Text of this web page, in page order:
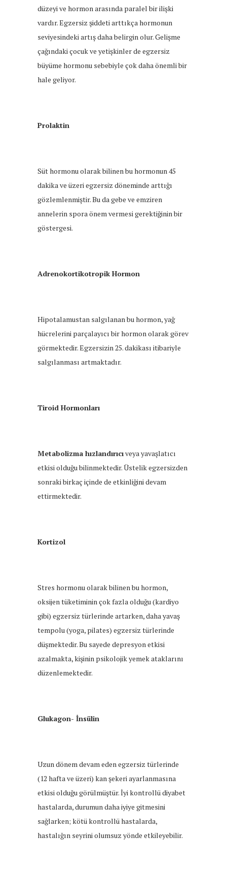
düzeyi ve hormon arasında paralel bir ilişki
vardır. Egzersiz şiddeti arttıkça hormonun
seviyesindeki artış daha belirgin olur. Gelişme
çağındaki çocuk ve yetişkinler de egzersiz
büyüme hormonu sebebiyle çok daha önemli bir
hale geliyor.
Prolaktin
Süt hormonu olarak bilinen bu hormonun 45
dakika ve üzeri egzersiz döneminde arttığı
gözlemlenmiştir. Bu da gebe ve emziren
annelerin spora önem vermesi gerektiğinin bir
göstergesi.
Adrenokortikotropik Hormon
Hipotalamustan salgılanan bu hormon, yağ
hücrelerini parçalayıcı bir hormon olarak görev
görmektedir. Egzersizin 25. dakikası itibariyle
salgılanması artmaktadır.
Tiroid Hormonları
Metabolizma hızlandırıcıveya yavaşlatıcı
etkisi olduğu bilinmektedir. Üstelik egzersizden
sonraki birkaç içinde de etkinliğini devam
ettirmektedir.
Kortizol
Stres hormonu olarak bilinen bu hormon,
oksijen tüketiminin çok fazla olduğu (kardiyo
gibi) egzersiz türlerinde artarken, daha yavaş
tempolu (yoga, pilates) egzersiz türlerinde
düşmektedir. Bu sayede depresyon etkisi
azalmakta, kişinin psikolojik yemek ataklarını
düzenlemektedir.
Glukagon- İnsülin
Uzun dönem devam eden egzersiz türlerinde
(12 hafta ve üzeri) kan şekeri ayarlanmasına
etkisi olduğu görülmüştür. İyi kontrollü diyabet
hastalarda, durumun daha iyiye gitmesini
sağlarken; kötü kontrollü hastalarda,
hastalığın seyrini olumsuz yönde etkileyebilir.